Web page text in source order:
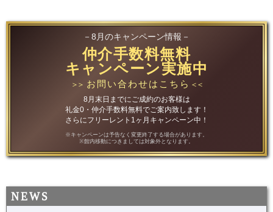
－8月のキャンペーン情報－
仲介手数料無料
キャンペーン実施中
＞＞ お問い合わせはこちら ＜＜
8月末日までにご成約のお客様は
礼金0・仲介手数料無料でご案内致します！
さらにフリーレント1ヶ月キャンペーン中！
※キャンペーンは予告なく変更終了する場合があります。
※館内移動につきましては対象外となります。